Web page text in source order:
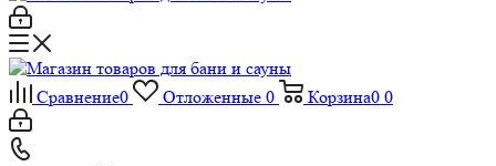
Сравнение0 Отложенные 0 Корзина0 0